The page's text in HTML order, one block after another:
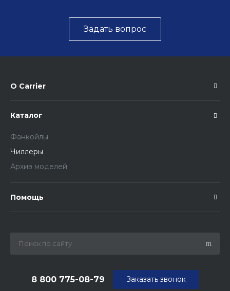
Задать вопрос
О Carrier
Каталог
Фанкойлы
Чиллеры
Архив моделей
Помощь
8 800 775-08-79 Заказать звонок